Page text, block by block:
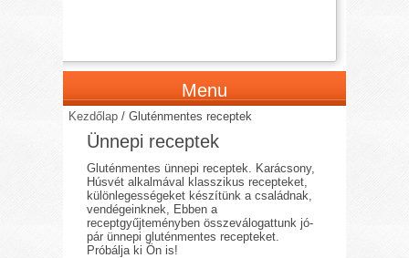
Menu
Kezdőlap /Gluténmentes receptek
Ünnepi receptek
Gluténmentes ünnepi receptek. Karácsony,
Húsvét alkalmával klasszikus recepteket,
különlegességeket készítünk a családnak,
vendégeinknek, Ebben a
receptgyűjteményben összeválogattunk jó-
pár ünnepi gluténmentes recepteket.
Próbálja ki Ön is!